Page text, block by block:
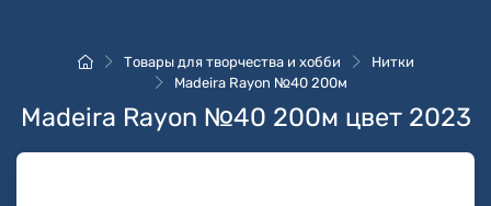
Товары для творчества и хобби
Нитки
Madeira Rayon №40 200м
Madeira Rayon №40 200м цвет 2023